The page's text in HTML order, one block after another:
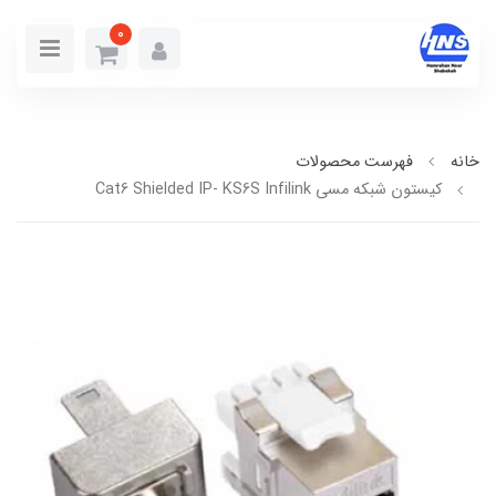
0
خانه
فهرست محصولات
کیستون شبکه مسي Cat6 Shielded IP- KS6S Infilink